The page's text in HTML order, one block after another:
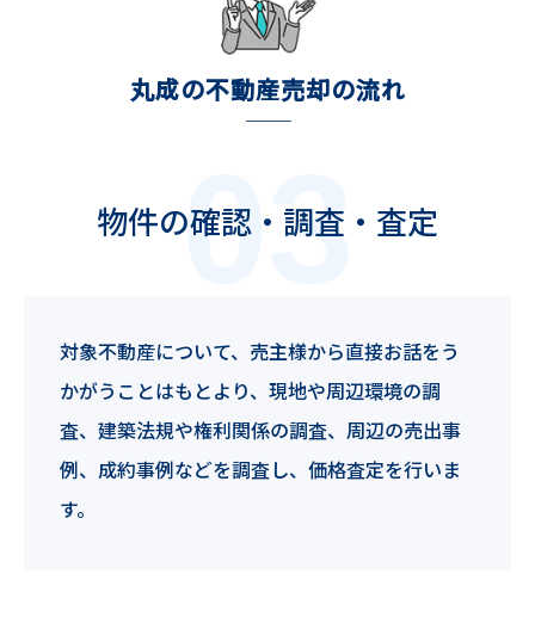
丸成の不動産売却の流れ
物件の確認・調査・査定
対象不動産について、売主様から直接お話をう
かがうことはもとより、現地や周辺環境の調
査、建築法規や権利関係の調査、周辺の売出事
例、成約事例などを調査し、価格査定を行いま
す。